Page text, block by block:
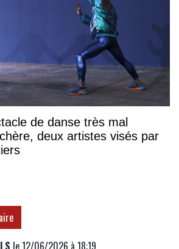
de danse très mal
deux artistes visés par